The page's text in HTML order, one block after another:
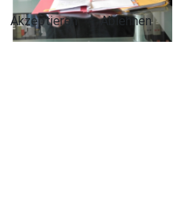
Akzeptieren Ablehnen